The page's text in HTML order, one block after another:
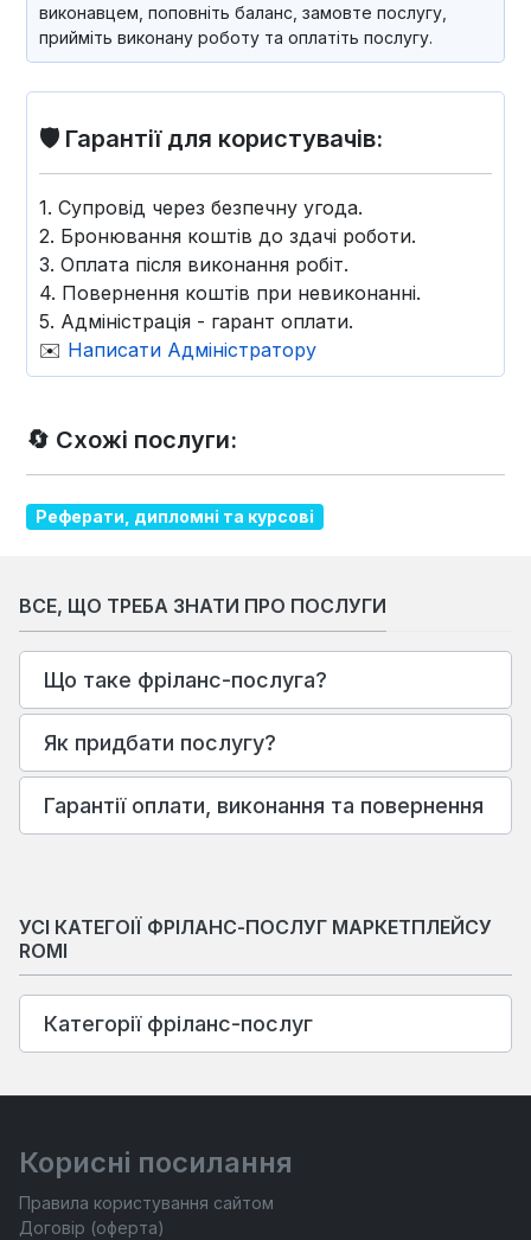
виконавцем, поповніть баланс, замовте послугу,
прийміть виконану роботу та оплатіть послугу.
🛡️ Гарантії для користувачів:
1. Супровід через безпечну угода.
2. Бронювання коштів до здачі роботи.
3. Оплата після виконання робіт.
4. Повернення коштів при невиконанні.
5. Адміністрація - гарант оплати.
✉️ Написати Адміністратору
🔄 Схожі послуги:
Реферати, дипломні та курсові
ВСЕ, ЩО ТРЕБА ЗНАТИ ПРО ПОСЛУГИ
Що таке фріланс-послуга?
Як придбати послугу?
Гарантії оплати, виконання та повернення
УСІ КАТЕГОІЇ ФРІЛАНС-ПОСЛУГ МАРКЕТПЛЕЙСУ
ROMI
Категорії фріланс-послуг
Корисні посилання
Правила користування сайтом
Договір (оферта)